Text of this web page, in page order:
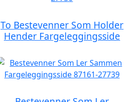
To Bestevenner Som Holder
Hender Fargeleggingsside